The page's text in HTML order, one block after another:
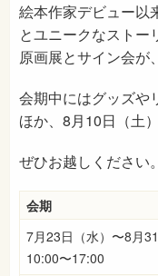
絵本作家デビュー以
とユニークなストー
原画展とサイン会が
会期中にはグッズや
ほか、8月10日（土
ぜひお越しください。
会期
7月23日（水）〜8月31
10:00〜17:00